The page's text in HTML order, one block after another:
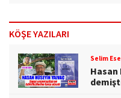
KÖŞE YAZILARI
Selim
Hasan